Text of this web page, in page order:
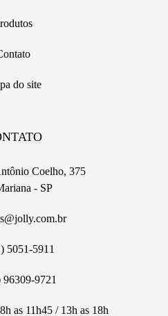
do site
Coelho, 375
- SP
5051-5911
9721
as 11h45 / 13h as 18h